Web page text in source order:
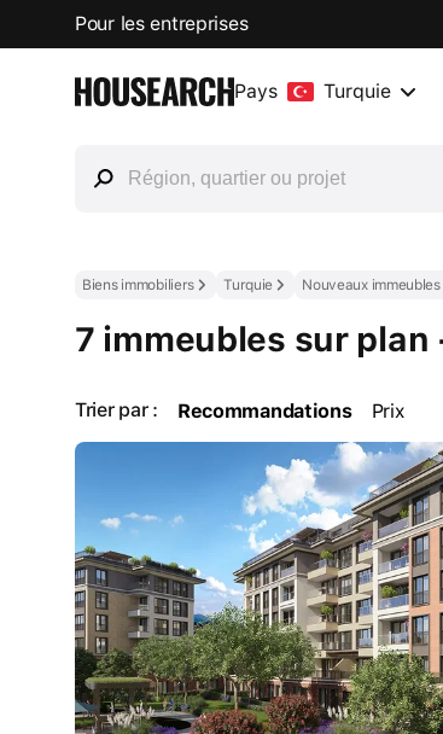
Pour les entreprises
Pays Turquie
Biens immobiliers Turquie Nouveaux immeubles
7 immeubles sur
Trier par : Recommandations Prix